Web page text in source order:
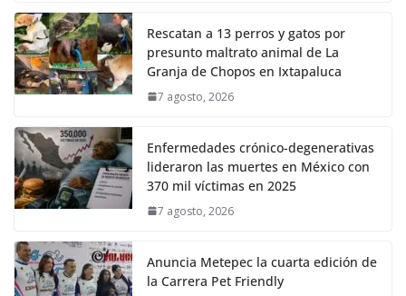
Rescatan a 13 perros y gatos por
presunto maltrato animal de La
Granja de Chopos en Ixtapaluca
7 agosto, 2026
Enfermedades crónico-degenerativas
lideraron las muertes en México con
370 mil víctimas en 2025
7 agosto, 2026
Anuncia Metepec la cuarta edición de
la Carrera Pet Friendly